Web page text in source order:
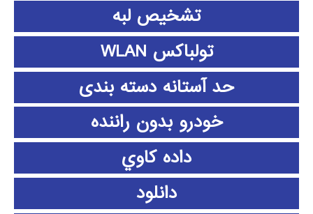
تشخیص لبه
تولباکس WLAN
حد آستانه دسته بندی
خودرو بدون راننده
داده كاوي
دانلود